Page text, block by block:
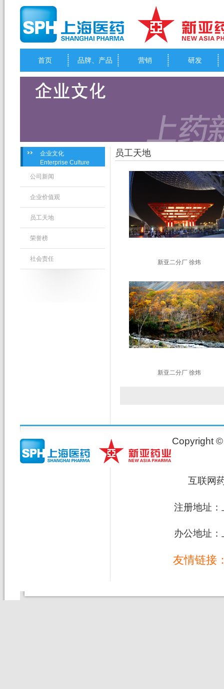
首页 品牌、产品 营销 研发
企业文化
Enterprise Culture
公司新闻
企业价值观
员工天地
荣誉榜
社会责任
员工天地
新亚二分厂 徐炜
新亚二分厂 徐炜
Copyright
互联网
注册地址
办公地址
友情链